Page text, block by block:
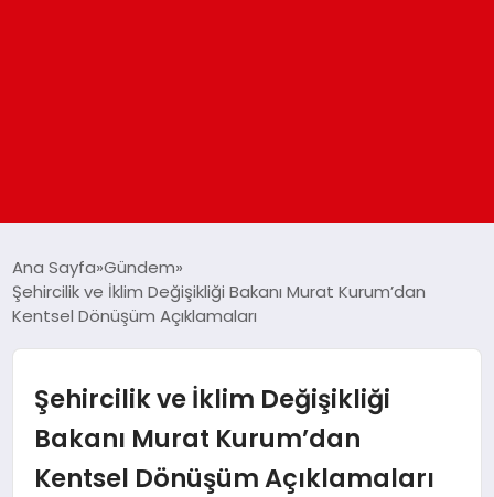
GÜNDEM
DÜNYA
EĞITIM
Ana Sayfa Gündem
Şehircilik ve İklim Değişikliği Bakanı Murat Kurum’dan
Kentsel Dönüşüm Açıklamaları
Şehircilik ve İklim Değişikliği
Bakanı Murat Kurum’dan
Kentsel Dönüşüm Açıklamaları